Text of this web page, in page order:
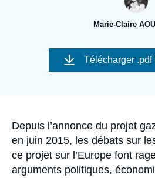
Marie-Claire
Image
couverture
Télécharger .pdf
Accroche
Depuis l’annonce du projet
en juin 2015, les débats sur
ce projet sur l’Europe font
arguments politiques,